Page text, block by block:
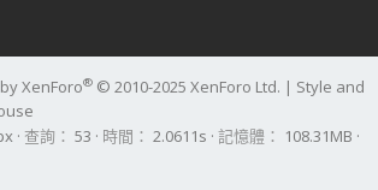
XenForo® © 2010-2025 XenForo Ltd. | Style and
查詢 53 時間 2.0611s 記憶體 108.31MB